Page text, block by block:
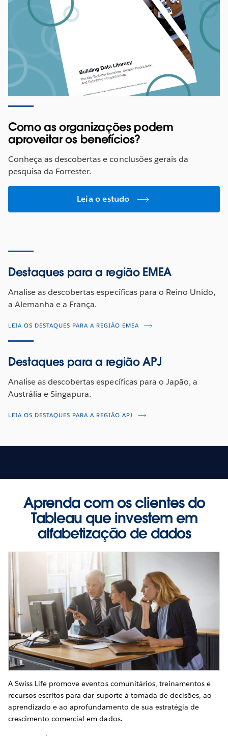
Como as organizações podem
aproveitar os benefícios?
Conheça as descobertas e conclusões gerais da
pesquisa da Forrester.
Leia o estudo
Destaques para a região EMEA
Analise as descobertas específicas para o Reino Unido,
a Alemanha e a França.
LEIA OS DESTAQUES PARA A REGIÃO EMEA
Destaques para a região APJ
Analise as descobertas específicas para o Japão, a
Austrália e Singapura.
LEIA OS DESTAQUES PARA A REGIÃO APJ
Aprenda com os clientes do
Tableau que investem em
alfabetização de dados
A Swiss Life promove eventos comunitários, treinamentos e
recursos escritos para dar suporte à tomada de decisões, ao
aprendizado e ao aprofundamento de sua estratégia de
crescimento comercial em dados.